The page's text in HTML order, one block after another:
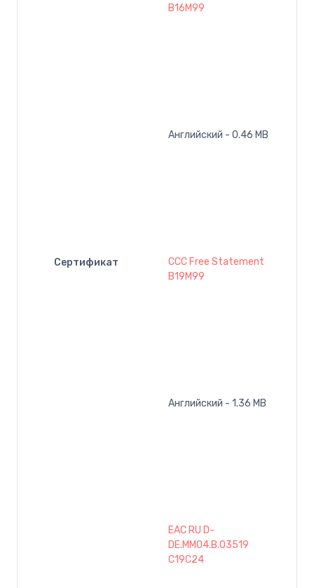
Сертификат
B16M99
Английский - 0.46 MB
CCC Free Statement
B19M99
Английский - 1.36 MB
EAC RU D-
DE.MM04.B.03519
C19C24